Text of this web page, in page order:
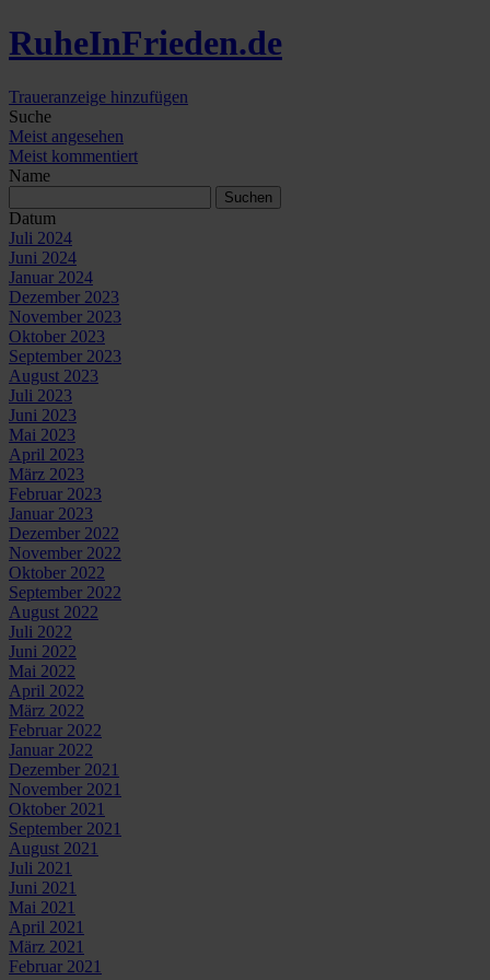
RuheInFrieden.de
Traueranzeige hinzufügen
Suche
Meist angesehen
Meist kommentiert
Name
Datum
Juli 2024
Juni 2024
Januar 2024
Dezember 2023
November 2023
Oktober 2023
September 2023
August 2023
Juli 2023
Juni 2023
Mai 2023
April 2023
März 2023
Februar 2023
Januar 2023
Dezember 2022
November 2022
Oktober 2022
September 2022
August 2022
Juli 2022
Juni 2022
Mai 2022
April 2022
März 2022
Februar 2022
Januar 2022
Dezember 2021
November 2021
Oktober 2021
September 2021
August 2021
Juli 2021
Juni 2021
Mai 2021
April 2021
März 2021
Februar 2021